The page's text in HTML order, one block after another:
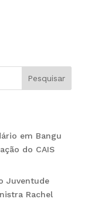
Pesquisar
em Bangu
do CAIS
Juventude
Rachel